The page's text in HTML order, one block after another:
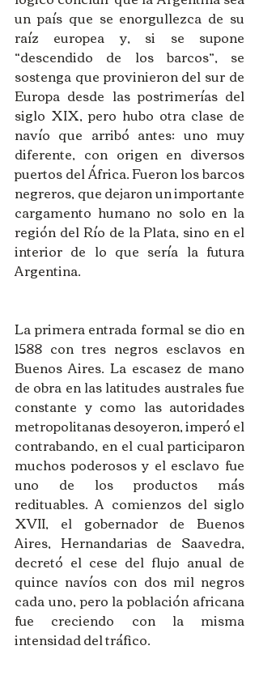
un país que se enorgullezca de su
raíz europea y, si se supone
“descendido de los barcos”, se
sostenga que provinieron del sur de
Europa desde las postrimerías del
siglo XIX, pero hubo otra clase de
navío que arribó antes: uno muy
diferente, con origen en diversos
puertos del África. Fueron los barcos
negreros, que dejaron un importante
cargamento humano no solo en la
región del Río de la Plata, sino en el
interior de lo que sería la futura
Argentina.
La primera entrada formal se dio en
1588 con tres negros esclavos en
Buenos Aires. La escasez de mano
de obra en las latitudes australes fue
constante y como las autoridades
metropolitanas desoyeron, imperó el
contrabando, en el cual participaron
muchos poderosos y el esclavo fue
uno de los productos más
redituables. A comienzos del siglo
XVII, el gobernador de Buenos
Aires, Hernandarias de Saavedra,
decretó el cese del flujo anual de
quince navíos con dos mil negros
cada uno, pero la población africana
fue creciendo con la misma
intensidad del tráfico.